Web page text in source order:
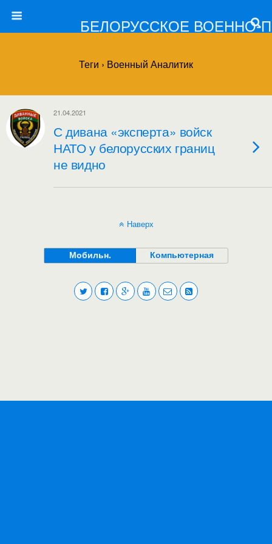
БЕЛОРУССКОЕ ВОЕННО-
Теги › Военный Аналитик
21.04.2021
С дивана «эксперта» войск
НАТО у белорусских границ
не видно
Наверх
Мобильн. Компьютерная